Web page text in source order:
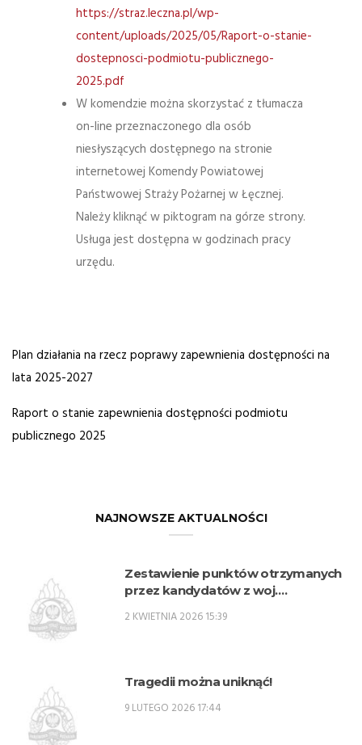
https://straz.leczna.pl/wp-
content/uploads/2025/05/Raport-o-stanie-
dostepnosci-podmiotu-publicznego-
2025.pdf
W komendzie można skorzystać z tłumacza
on-line przeznaczonego dla osób
niesłyszących dostępnego na stronie
internetowej Komendy Powiatowej
Państwowej Straży Pożarnej w Łęcznej.
Należy kliknąć w piktogram na górze strony.
Usługa jest dostępna w godzinach pracy
urzędu.
Plan działania na rzecz poprawy zapewnienia dostępności na
lata 2025-2027
Raport o stanie zapewnienia dostępności podmiotu
publicznego 2025
NAJNOWSZE AKTUALNOŚCI
Zestawienie punktów otrzymanych
przez kandydatów z woj.
przeszkolenie zawodowe
r. – SPO
2 KWIETNIA 2026 15:39
Tragedii można uniknąć!
9 LUTEGO 2026 17:44